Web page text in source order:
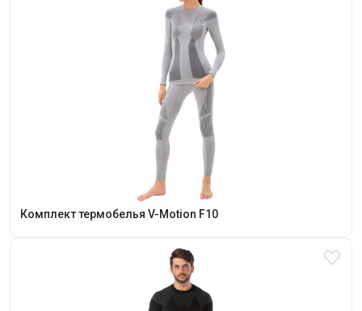
Комплект термобелья V-Motion F10